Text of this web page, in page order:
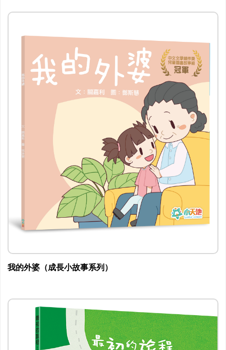
我的外婆（成長小故事系列）